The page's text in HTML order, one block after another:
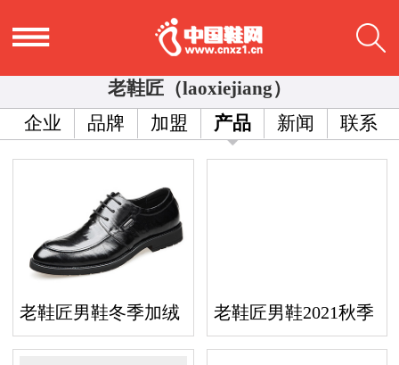
老鞋匠（laoxiejiang）
企业
品牌 加盟 产品 新闻 联系
老鞋匠男鞋冬季加绒
保暖棉鞋商务正装德
老鞋匠男鞋2021秋季
真皮皮鞋男中老年软